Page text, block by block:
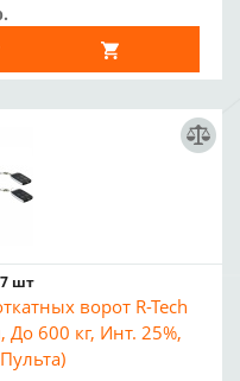
шт
ворот R-Tech
До 600 кг, Инт. 25%,